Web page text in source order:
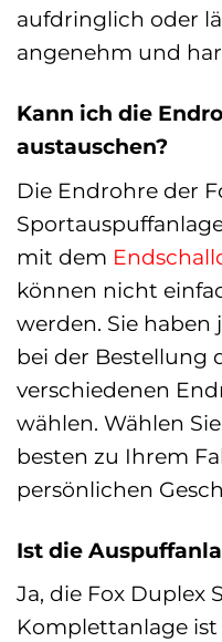
aufdringlich oder
angenehm und
Kann ich die
austauschen?
Die Endrohre der
mit dem
können nicht
werden. Sie
bei der Bestellung
verschiedenen
wählen. Wählen
besten zu Ihrem
persönlichen
Ist die
Ja, die Fox Duplex
Komplettanlage